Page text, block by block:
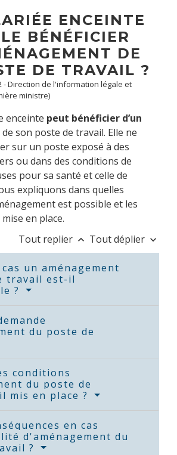
ENCEINTE
BÉNÉFICIER
DE
DE TRAVAIL ?
- Direction de l'information légale et
ministre)
enceinte peut bénéficier d’un
de son poste de travail. Elle ne
sur un poste exposé à des
ou dans des conditions de
pour sa santé et celle de
expliquons dans quelles
est possible et les
en place.
Tout replier keyboard_arrow_up Tout déplier keyboard_arrow_down
un aménagement
travail est-il
?
du poste de
conditions
du poste de
mis en place ?
en cas
d'aménagement du
?